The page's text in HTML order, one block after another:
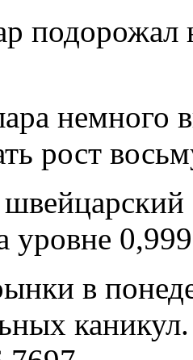
подорожал
немного
рост
уровне
в